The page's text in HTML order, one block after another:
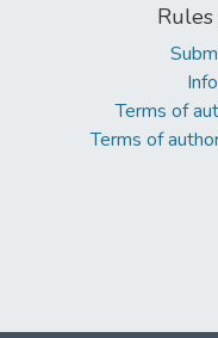
Terms of
Terms of